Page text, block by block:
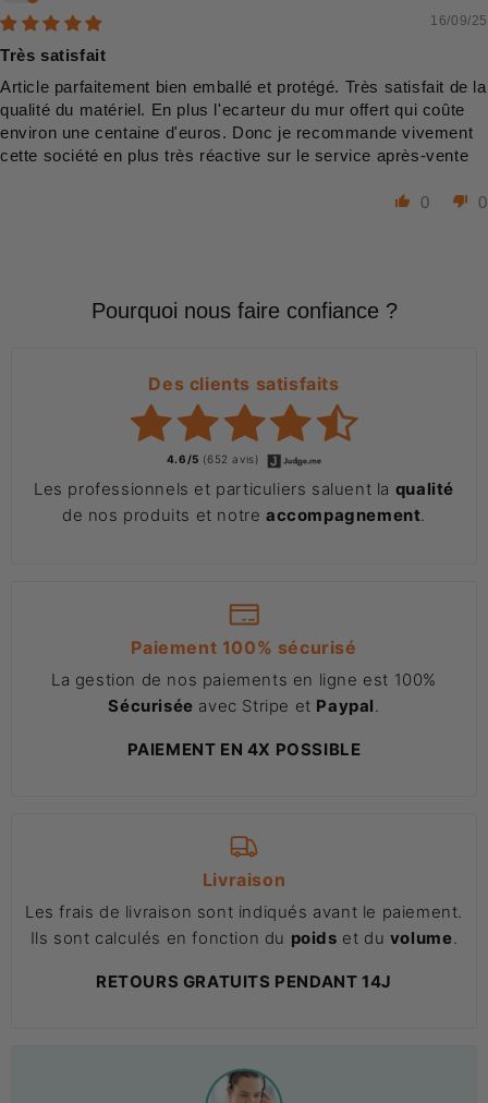
16/09/25
Très satisfait
Article parfaitement bien emballé et protégé. Très satisfait de la
qualité du matériel. En plus l'ecarteur du mur offert qui coûte
environ une centaine d'euros. Donc je recommande vivement
cette société en plus très réactive sur le service après-vente
0 0
Pourquoi nous faire confiance ?
Des clients satisfaits
4.6/5 (652 avis)
Les professionnels et particuliers saluent la qualité
de nos produits et notre accompagnement
Paiement 100% sécurisé
La gestion de nos paiements en ligne est 100%
Sécurisée avec Stripe et Paypal
PAIEMENT EN 4X POSSIBLE
Livraison
Les frais de livraison sont indiqués avant le paiement.
Ils sont calculés en fonction du poids et du volume
RETOURS GRATUITS PENDANT 14J